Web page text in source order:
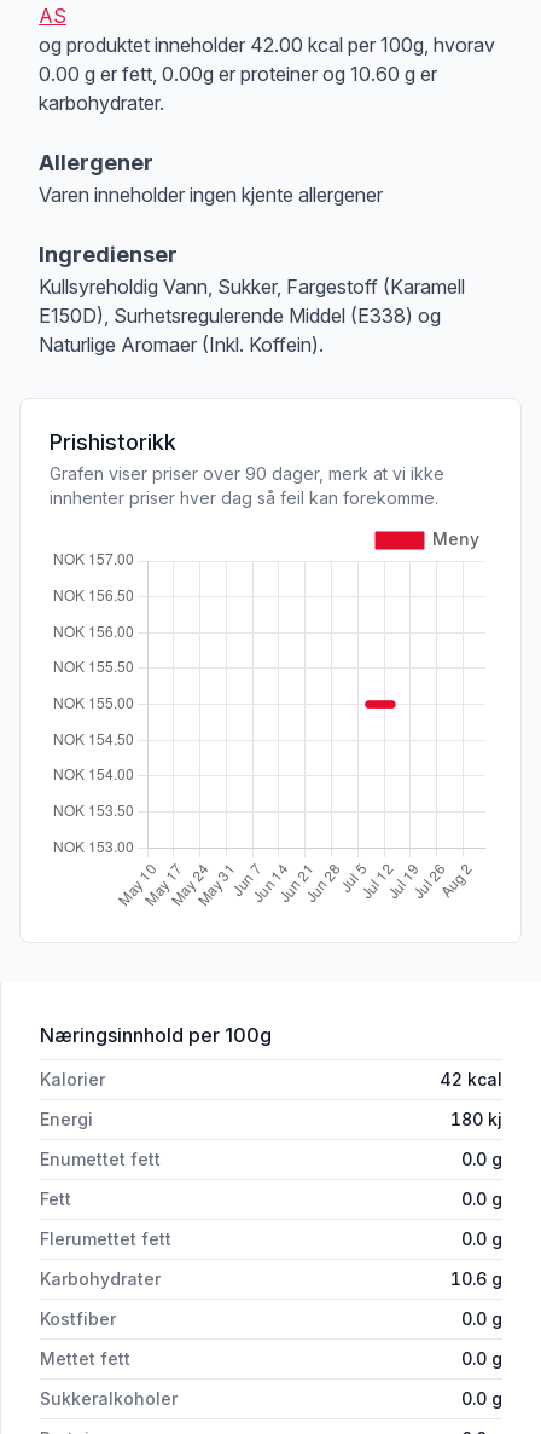
AS
og produktet inneholder 42.00 kcal per 100g, hvorav
0.00 g er fett, 0.00g er proteiner og 10.60 g er
karbohydrater.
Allergener
Varen inneholder ingen kjente allergener
Ingredienser
Kullsyreholdig Vann, Sukker, Fargestoff (Karamell
E150D), Surhetsregulerende Middel (E338) og
Naturlige Aromaer (Inkl. Koffein).
Prishistorikk
Grafen viser priser over 90 dager, merk at vi ikke
innhenter priser hver dag så feil kan forekomme.
Næringsinnhold for 'Coca Cola 6x1,5l'
per 100g
Kalorier 42 kcal
Energi
180 kj
Enumettet fett
0.0 g
Fett
0.0 g
Flerumettet fett
0.0 g
Karbohydrater
10.6 g
Kostfiber
0.0 g
Mettet fett
0.0 g
Sukkeralkoholer
0.0 g